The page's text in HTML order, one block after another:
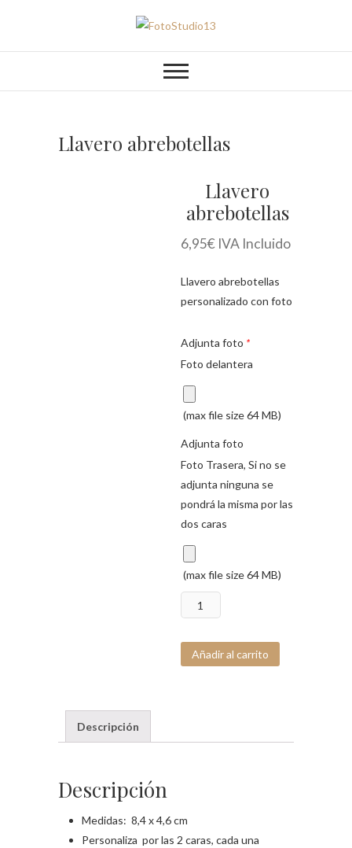
contenido
FotoStudio13
Llavero abrebotellas
Llavero
abrebotellas
6,95€ IVA Incluido
Llavero abrebotellas
personalizado con foto
Adjunta foto *
Foto delantera
(max file size 64 MB)
Adjunta foto
Foto Trasera, Si no se
adjunta ninguna se
pondrá la misma por las
dos caras
(max file size 64 MB)
Llavero
abrebotellas
cantidad
Añadir al carrito
Descripción
Descripción
Medidas: 8,4 x 4,6 cm
Personaliza por las 2 caras, cada una